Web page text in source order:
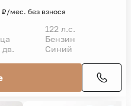
₽/мес. без взноса
122 л.с.
Бензин
дв. Синий